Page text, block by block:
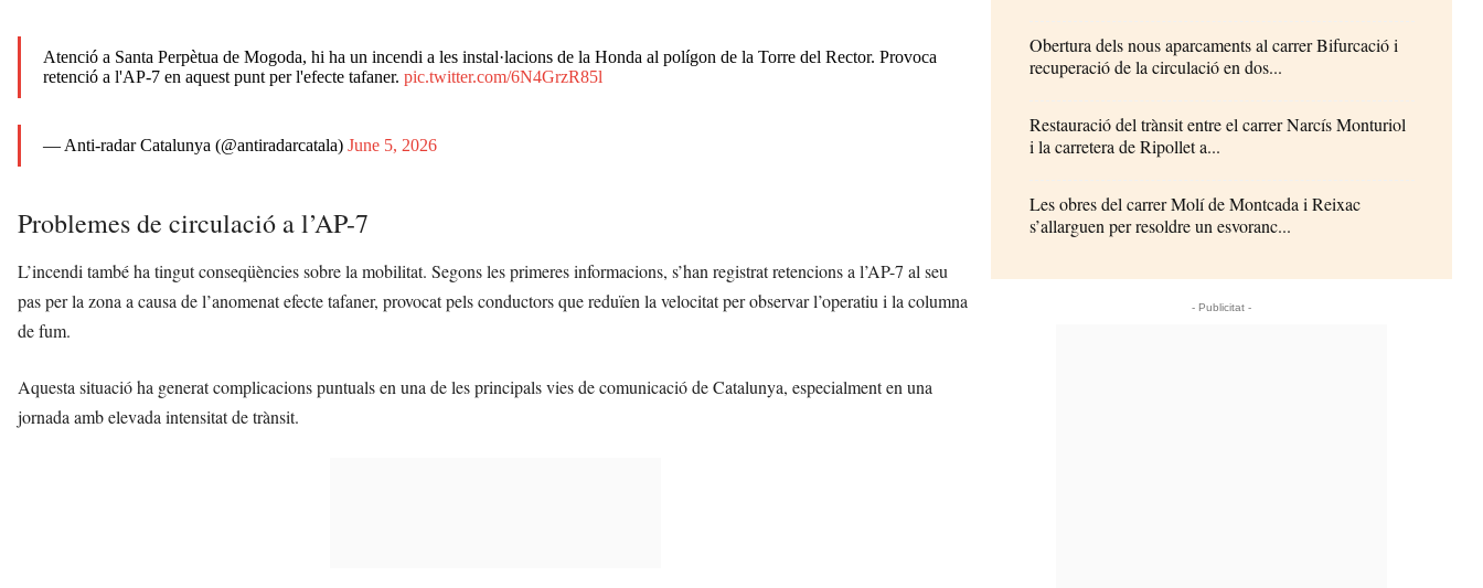
Atenció a Santa Perpètua de Mogoda, hi ha un incendi a les instal·lacions de la Honda al polígon de la Torre del Rector. Provoca
retenció a l'AP-7 en aquest punt per l'efecte tafaner. pic.twitter.com/6N4GrzR85l
— Anti-radar Catalunya (@antiradarcatala) June 5, 2026
Problemes de circulació a l’AP-7
L’incendi també ha tingut conseqüències sobre la mobilitat. Segons les primeres informacions, s’han registrat retencions a l’AP-7 al seu
pas per la zona a causa de l’anomenat efecte tafaner, provocat pels conductors que reduïen la velocitat per observar l’operatiu i la columna
de fum.
Aquesta situació ha generat complicacions puntuals en una de les principals vies de comunicació de Catalunya, especialment en una
jornada amb elevada intensitat de trànsit.
Obertura dels nous aparcaments al carrer Bifurcació i
recuperació de la circulació en dos...
Restauració del trànsit entre el carrer Narcís Monturiol
i la carretera de Ripollet a...
Les obres del carrer Molí de Montcada i Reixac
s’allarguen per resoldre un esvoranc...
- Publicitat -